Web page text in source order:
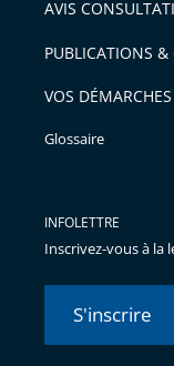
AVIS
PUBLICATIONS &
VOS DÉMARCHES
Glossaire
INFOLETTRE
Inscrivez-vous à la
S'inscrire